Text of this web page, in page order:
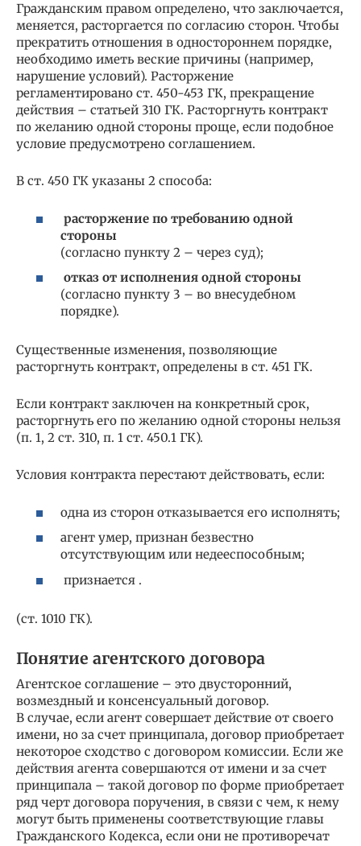
Гражданским правом определено, что заключается,
меняется, расторгается по согласию сторон. Чтобы
прекратить отношения в одностороннем порядке,
необходимо иметь веские причины (например,
нарушение условий). Расторжение
регламентировано ст. 450-453 ГК, прекращение
действия – статьей 310 ГК. Расторгнуть контракт
по желанию одной стороны проще, если подобное
условие предусмотрено соглашением.
В ст. 450 ГК указаны 2 способа:
расторжение по требованию одной
стороны
(согласно пункту 2 – через суд);
отказ от исполнения одной стороны
(согласно пункту 3 – во внесудебном
порядке).
Существенные изменения, позволяющие
расторгнуть контракт, определены в ст. 451 ГК.
Если контракт заключен на конкретный срок,
расторгнуть его по желанию одной стороны нельзя
(п. 1, 2 ст. 310, п. 1 ст. 450.1 ГК).
Условия контракта перестают действовать, если:
одна из сторон отказывается его исполнять;
агент умер, признан безвестно
отсутствующим или недееспособным;
признается .
(ст. 1010 ГК).
Понятие агентского договора
Агентское соглашение – это двусторонний,
возмездный и консенсуальный договор.
В случае, если агент совершает действие от своего
имени, но за счет принципала, договор приобретает
некоторое сходство с договором комиссии. Если же
действия агента совершаются от имени и за счет
принципала – такой договор по форме приобретает
ряд черт договора поручения, в связи с чем, к нему
могут быть применены соответствующие главы
Гражданского Кодекса, если они не противоречат